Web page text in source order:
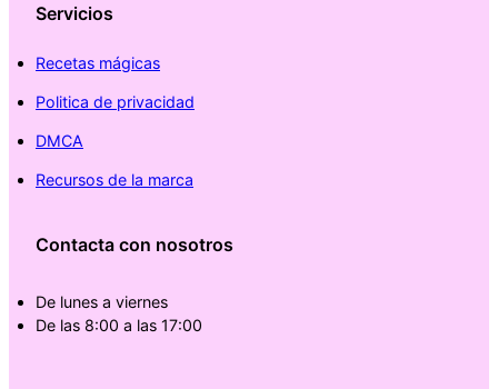
Servicios
Recetas mágicas
Politica de privacidad
DMCA
Recursos de la marca
Contacta con nosotros
De lunes a viernes
De las 8:00 a las 17:00